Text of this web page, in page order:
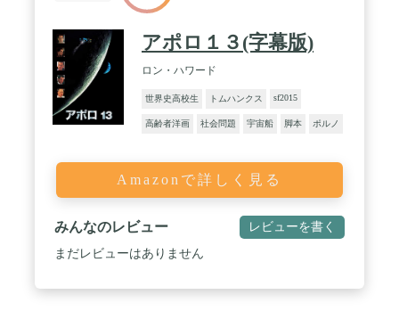
アポロ１３(字幕版)
ロン・ハワード
世界史高校生 トムハンクス sf2015
高齢者洋画 社会問題 宇宙船 脚本 ポルノ
Amazonで詳しく見る
みんなのレビュー レビューを書く
まだレビューはありません